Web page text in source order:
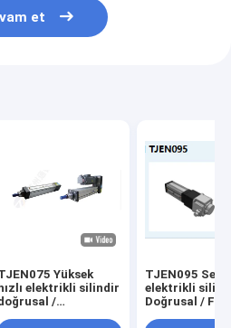
et
Yüksek
hızlı elektrikli silindir
/
TJEN095
elektrikli
Doğrusal /